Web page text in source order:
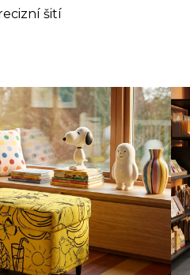
šití